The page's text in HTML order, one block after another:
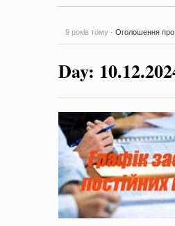
9 років тому - Оголошення про
на період 2018 – 2020 роки
проектів
-0 Коментарів
Day: